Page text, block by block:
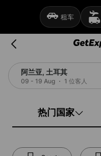
租车
阿兰亚, 土耳其
09 - 19 Aug 1 位客人
热门国家